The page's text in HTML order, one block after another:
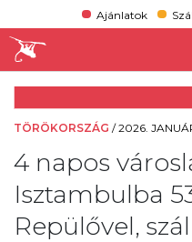
Ajánlatok
TÖRÖKORSZÁG /2026.
4 napos
Isztambulba
Repülővel,